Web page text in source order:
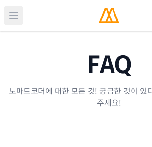
FAQ
노마드코더에 대한 모든 것! 궁금한 것이 있
주세요!